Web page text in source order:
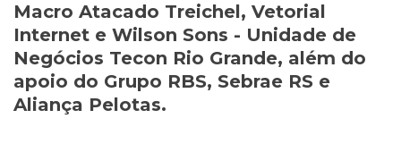
Macro Atacado Treichel, Vetorial
Internet e Wilson Sons - Unidade de
Negócios Tecon Rio Grande, além do
apoio do Grupo RBS, Sebrae RS e
Aliança Pelotas.